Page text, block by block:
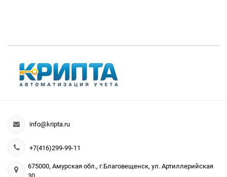
info@kripta.ru
+7(416)299-99-11
675000, Амурская обл., г.Благовещенск, ул. Артиллерийская